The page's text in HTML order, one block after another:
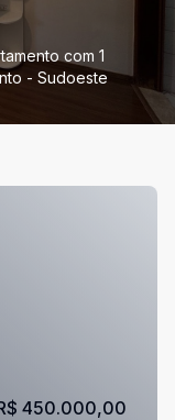
com 1
- Sudoeste
450.000,00